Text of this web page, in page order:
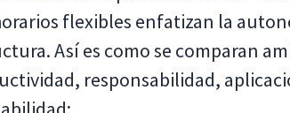
flexibles enfatizan la
Así es como se comparan
responsabilidad,